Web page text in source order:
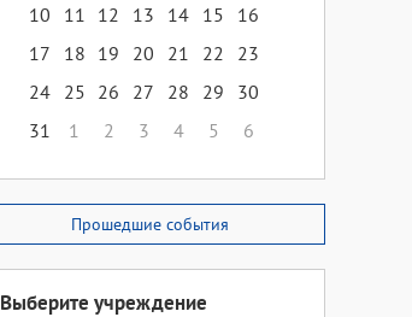
10
11 12 13 14 15
16
17
18 19 20 21 22
23
24 25 26 27 28 29
30
31
1 2 3 4 5 6
Прошедшие события
Выберите учреждение